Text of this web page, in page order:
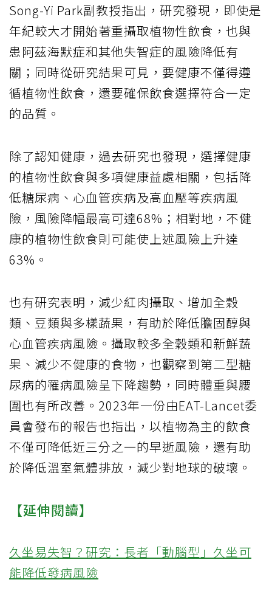
Song-Yi Park副教授指出，研究發現，即使是
年紀較大才開始著重攝取植物性飲食，也與
患阿茲海默症和其他失智症的風險降低有
關；同時從研究結果可見，要健康不僅得遵
循植物性飲食，還要確保飲食選擇符合一定
的品質。
除了認知健康，過去研究也發現，選擇健康
的植物性飲食與多項健康益處相關，包括降
低糖尿病、心血管疾病及高血壓等疾病風
險，風險降幅最高可達68%；相對地，不健
康的植物性飲食則可能使上述風險上升達
63%。
也有研究表明，減少紅肉攝取、增加全穀
類、豆類與多樣蔬果，有助於降低膽固醇與
心血管疾病風險。攝取較多全穀類和新鮮蔬
果、減少不健康的食物，也觀察到第二型糖
尿病的罹病風險呈下降趨勢，同時體重與腰
圍也有所改善。2023年一份由EAT-Lancet委
員會發布的報告也指出，以植物為主的飲食
不僅可降低近三分之一的早逝風險，還有助
於降低溫室氣體排放，減少對地球的破壞。
【延伸閱讀】
久坐易失智？研究：長者「動腦型」久坐可
能降低發病風險